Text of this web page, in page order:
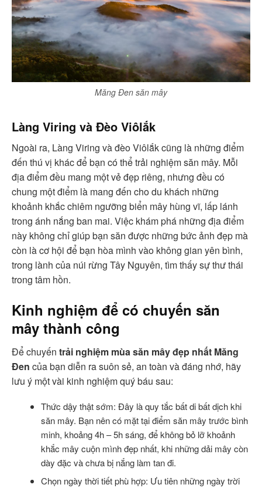
Măng Đen săn mây
Làng Viring và Đèo Viôlắk
Ngoài ra, Làng Viring và đèo Viôlắk cũng là những điểm
đến thú vị khác để bạn có thể trải nghiệm săn mây. Mỗi
địa điểm đều mang một vẻ đẹp riêng, nhưng đều có
chung một điểm là mang đến cho du khách những
khoảnh khắc chiêm ngưỡng biển mây hùng vĩ, lấp lánh
trong ánh nắng ban mai. Việc khám phá những địa điểm
này không chỉ giúp bạn săn được những bức ảnh đẹp mà
còn là cơ hội để bạn hòa mình vào không gian yên bình,
trong lành của núi rừng Tây Nguyên, tìm thấy sự thư thái
trong tâm hồn.
Kinh nghiệm để có chuyến săn
mây thành công
Để chuyến trải nghiệm mùa săn mây đẹp nhất Măng
Đen của bạn diễn ra suôn sẻ, an toàn và đáng nhớ, hãy
lưu ý một vài kinh nghiệm quý báu sau:
Thức dậy thật sớm: Đây là quy tắc bất di bất dịch khi
săn mây. Bạn nên có mặt tại điểm săn mây trước bình
minh, khoảng 4h – 5h sáng, để không bỏ lỡ khoảnh
khắc mây cuộn mình đẹp nhất, khi những dải mây còn
dày đặc và chưa bị nắng làm tan đi.
Chọn ngày thời tiết phù hợp: Ưu tiên những ngày trời